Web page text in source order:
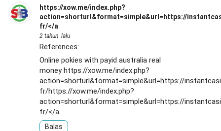
https://xow.me/index.php?
action=shorturl&format=simple&url=https://
fr/</a
2 tahun lalu
References:
Online pokies with payid australia real
moneyhttps://xow.me/index.php?
action=shorturl&format=simple&url=https://
fr/https://xow.me/index.php?
action=shorturl&format=simple&url=https://
fr/</a
Balas